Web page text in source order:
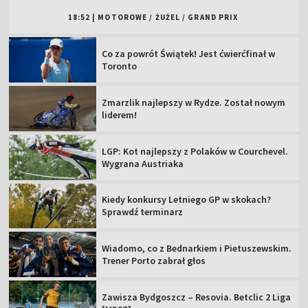
18:52 MOTOROWE / ŻUŻEL / GRAND PRIX
Co za powrót Świątek! Jest ćwierćfinał w
Toronto
Zmarzlik najlepszy w Rydze. Został nowym
liderem!
LGP: Kot najlepszy z Polaków w Courchevel.
Wygrana Austriaka
Kiedy konkursy Letniego GP w skokach?
Sprawdź terminarz
Wiadomo, co z Bednarkiem i Pietuszewskim.
Trener Porto zabrał głos
Zawisza Bydgoszcz – Resovia. Betclic 2 Liga